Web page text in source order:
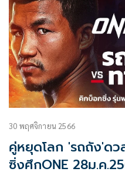
135 ป.) คืนสังเวียนพบกับ “เ
ตัวแทนแคนาดา-บอสเนีย ที่ใ
ชาวไทยมานาน โดยทั้งคู่จะสู้
30 พฤศจิกายน 2566
คู่หยุดโลก 'รถถัง'ดวล'ทาเครุ'
ซิ่งศึกONE 28ม.ค